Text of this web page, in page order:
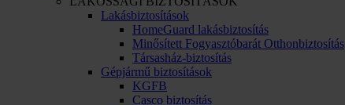
Lakásbiztosítások
HomeGuard lakásbiztosítás
Minősített Fogyasztóbarát Otthonbiztosítás
Társasház-biztosítás
Gépjármű biztosítások
KGFB
Casco biztosítás